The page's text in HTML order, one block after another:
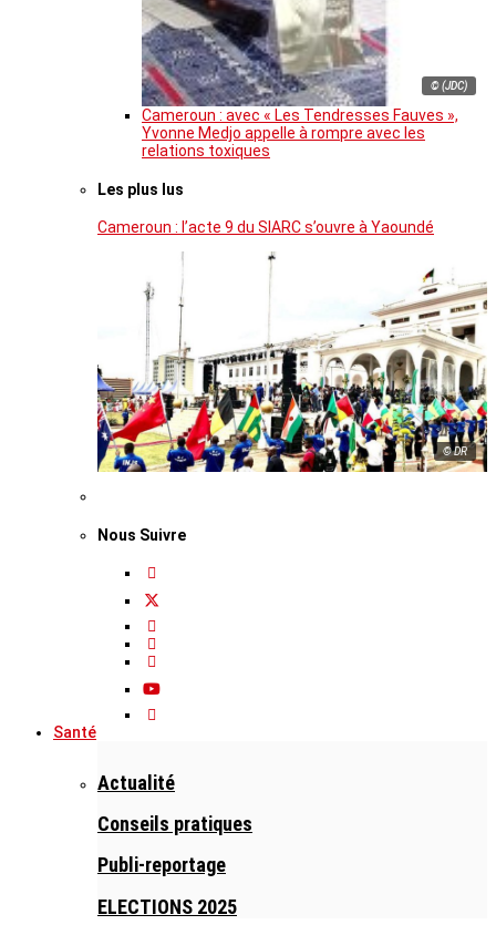
© (JDC)
Cameroun : avec « Les Tendresses Fauves »,
Yvonne Medjo appelle à rompre avec les
relations toxiques
Les plus lus
Cameroun : l’acte 9 du SIARC s’ouvre à Yaoundé
© DR
Nous Suivre
Santé
Actualité
Conseils pratiques
Publi-reportage
ELECTIONS 2025